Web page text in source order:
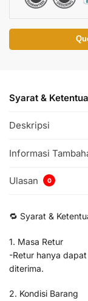
Syarat &
Deskripsi
Informasi
Ulasan 0
🔁 Syarat &
1. Masa Retur
-Retur hanya
diterima.
2. Kondisi Barang